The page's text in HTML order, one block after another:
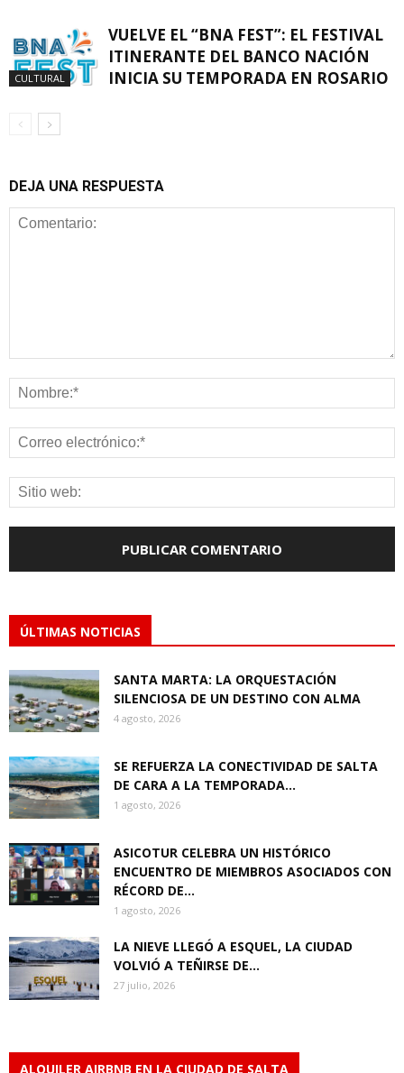
CULTURAL
VUELVE EL “BNA FEST”: EL FESTIVAL
ITINERANTE DEL BANCO NACIÓN
INICIA SU TEMPORADA EN ROSARIO
DEJA UNA RESPUESTA
ÚLTIMAS NOTICIAS
SANTA MARTA: LA ORQUESTACIÓN
SILENCIOSA DE UN DESTINO CON ALMA
4 agosto, 2026
SE REFUERZA LA CONECTIVIDAD DE SALTA
DE CARA A LA TEMPORADA...
1 agosto, 2026
ASICOTUR CELEBRA UN HISTÓRICO
ENCUENTRO DE MIEMBROS ASOCIADOS CON
RÉCORD DE...
1 agosto, 2026
LA NIEVE LLEGÓ A ESQUEL, LA CIUDAD
VOLVIÓ A TEÑIRSE DE...
27 julio, 2026
ALQUILER AIRBNB EN LA CIUDAD DE SALTA